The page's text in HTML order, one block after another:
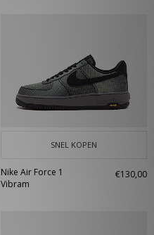
SNEL KOPEN
Nike Air Force 1
Vibram
€130,00